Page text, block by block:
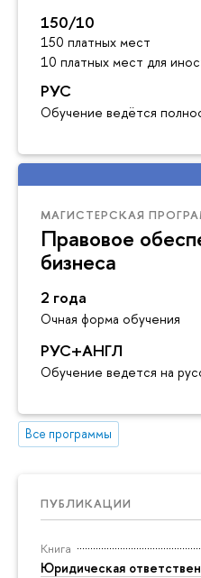
150/10
150 платных мест
10 платных мест для
РУС
Обучение ведётся
МАГИСТЕРСКАЯ
Правовое
бизнеса
2 года
Очная форма обучения
РУС+АНГЛ
Обучение ведется на
Все программы
ПУБЛИКАЦИИ
Книга
Юридическая